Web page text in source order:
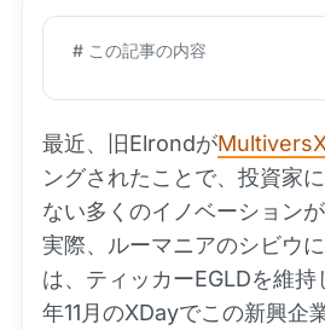
# この記事の内容
最近、旧Elrondが
ングされたことで、投資家
ない多くのイノベーション
実際、ルーマニアのシビウ
は、ティッカーEGLDを維
年11月のXDayでこの新興企